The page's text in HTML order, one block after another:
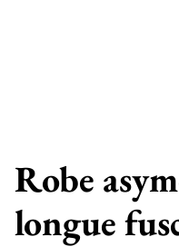
Robe
longue